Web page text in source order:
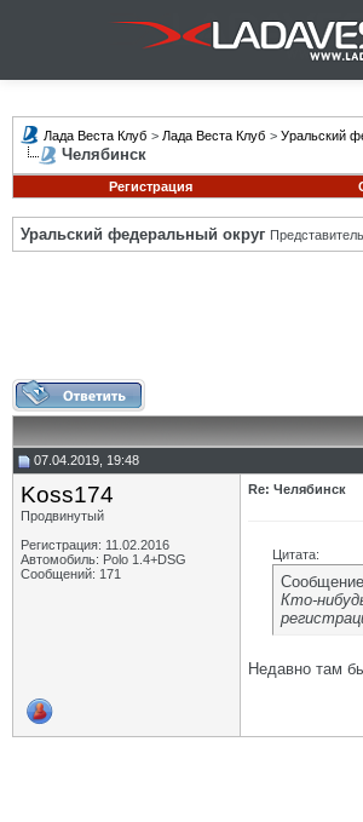
Лада Веста Клуб > Лада Веста Клуб > Уральский
Челябинск
Регистрация
Уральский федеральный округ
07.04.2019, 19:48
Koss174
Продвинутый
Регистрация: 11.02.2016
Автомобиль: Polo 1.4+DSG
Сообщений: 171
Re: Челябинск
Цитата:
Кто-
Недавно там